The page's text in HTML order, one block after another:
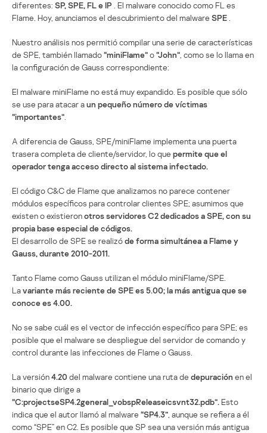
diferentes: SP, SPE, FL e IP . El malware conocido como FL es
Flame. Hoy, anunciamos el descubrimiento del malware SPE
Nuestro análisis nos permitió compilar una serie de características
de SPE, también llamado“miniFlame”o“John” , como se lo llama en
la configuración de Gauss correspondiente:
El malware miniFlame no está muy expandido. Es posible que sólo
se use para atacar aun pequeño número de víctimas
“importantes”
A diferencia de Gauss, SPE/miniFlame implementa una puerta
trasera completa de cliente/servidor, lo que permite que el
operador tenga acceso directo al sistema infectado.
El código C&C de Flame que analizamos no parece contener
módulos específicos para controlar clientes SPE; asumimos que
existen o existieronotros servidores C2 dedicados a SPE, con su
propia base especial de códigos.
El desarrollo de SPE se realizóde forma simultánea a Flame y
Gauss, durante 2010-2011.
Tanto Flame como Gauss utilizan el módulo miniFlame/SPE.
Lavariante más reciente de SPE es 5.00; la más antigua que se
conoce es 4.00.
No se sabe cuál es el vector de infección específico para SPE; es
posible que el malware se despliegue del servidor de comando y
control durante las infecciones de Flame o Gauss.
La versión4.20del malware contiene una ruta de depuración en el
binario que dirige a
“C:projectseSP4.2general_vobspReleaseicsvnt32.pdb”.Esto
indica que el autor llamó al malware “SP4.3” , aunque se refiera a él
como “SPE” en C2. Es posible que SP sea una versión más antigua